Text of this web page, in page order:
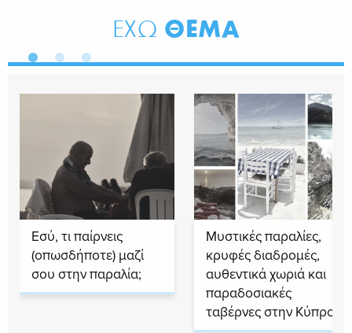
ΕΧΩ ΘΕΜΑ
Εσύ, τι παίρνεις
(οπωσδήποτε) μαζί
σου στην παραλία;
Μυστικές παραλίες,
κρυφές διαδρομές,
αυθεντικά χωριά και
παραδοσιακές
ταβέρνες στην Κύπρο